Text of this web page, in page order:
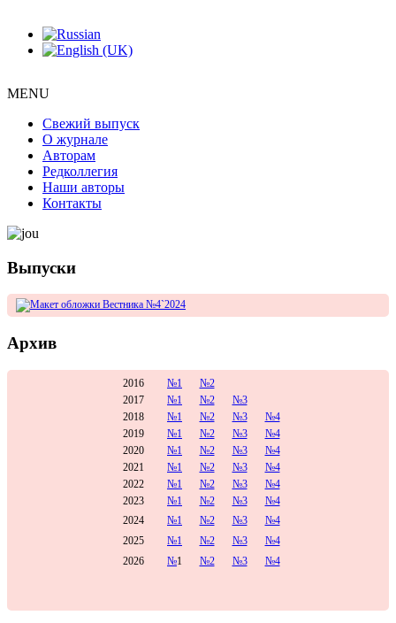
MENU
Свежий выпуск
О журнале
Авторам
Редколлегия
Наши авторы
Контакты
Выпуски
Архив
2016 №1
№2
2017
№1 №2
№3
2018
№1 №2 №3
№4
2019
№1 №2 №3
№4
2020
№1 №2 №3
№4
2021
№1 №2 №3
№4
2022
№1 №2 №3
№4
2023
№1 №2 №3
№4
2024
№1 №2 №3
№4
2025
№1 №2 №3
№4
2026
№1 №2 №3 №4